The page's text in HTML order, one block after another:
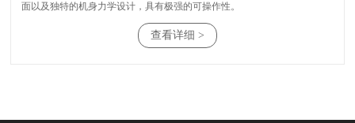
⾯以及独特的机⾝⼒学设计，具有极强的可操作性。
查看详细 >